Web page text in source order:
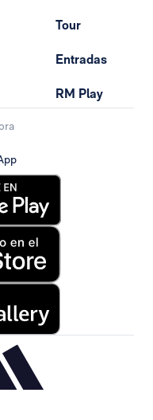
Tour
Entradas
RM Play